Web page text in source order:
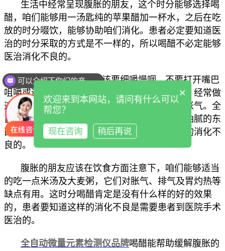
生活中经常呈现腹胀的朋友，这个时分能够选择喝
醋，咱们能够用一汤匙纯的苹果醋加一杯水，之后在吃
放的时分啜饮，能够协助咱们消化。患者必定要知道医
治的时分采取的方式是不一样的，所以喝醋不必定能够
医治消化不良的。
咱们在吃饭的时分应该要细嚼慢咽，不要打开嘴巴
咀嚼或边吃边说话，还有也不要边吃饭边喝汤，经常做
这些工作很有可能会形成消化问题，之后带来胀气。 全
自动微量元素检测仪品牌提醒
由于醋能够分解油腻的东
西，能够协助适当的改进患者的一个腹胀引起的消化不
良的。
腹胀的朋友应该在饮食方面注意下，咱们能够适当
的吃一点米汤及大麦粥，它们对胀气、排气及胃灼热等
缺点有用。这时分喝醋肯定是没有什么样的好的效果
的，患者要知道这样的消化不良是需要患者到医院手术
医治的。
全自动微量元素检测仪品牌喝醋能帮助缓解腹胀的
可以介绍下你们的产品么
×
欢迎来到本网站，请问有什么可以
帮您？
现在咨询 稍后再说